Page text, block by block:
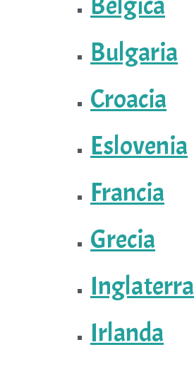
Bulgaria
Croacia
Eslovenia
Francia
Grecia
Inglaterra
Irlanda